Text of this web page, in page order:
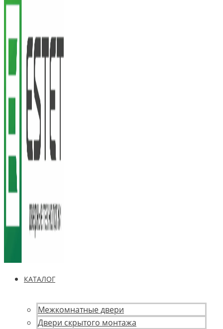
КАТАЛОГ
Межкомнатные двери
Двери скрытого монтажа